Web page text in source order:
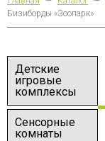
Бизиборды «Зоопарк»
Детские
игровые
комплексы
Сенсорные
комнаты